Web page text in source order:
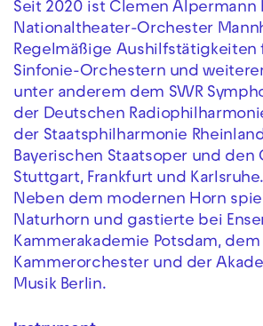
Seit 2020 ist Clemen Alpermann
Nationaltheater-Orchester
Regelmäßige Aushilfstätigkeiten
Sinfonie-Orchestern und
unter anderem dem SWR
der Deutschen
der Staatsphilharmonie
Bayerischen Staatsoper und den
Stuttgart, Frankfurt und Karlsruhe.
Neben dem modernen Horn
Naturhorn und gastierte bei
Kammerakademie Potsdam,
Kammerorchester und der
Musik Berlin.